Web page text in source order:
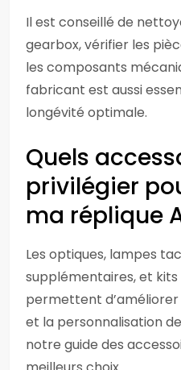
Il est conseillé de
gearbox, vérifier les
les composants
fabricant est aussi
longévité optimale.
Quels
privilégier
ma réplique
Les optiques, lampes
supplémentaires, et
permettent
et la personnalisation
notre guide des